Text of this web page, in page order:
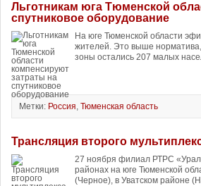
Льготникам юга Тюменской
спутниковое оборудование
На юге Тюменской области
жителей. Это выше
зоны остались 207 малых
Метки: Россия, Тюменская область
Трансляция второго
27 ноября филиал РТРС
районах на юге Тюменской
(Черное), в Уватском районе